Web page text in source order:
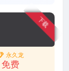
下载
永久龙
免费